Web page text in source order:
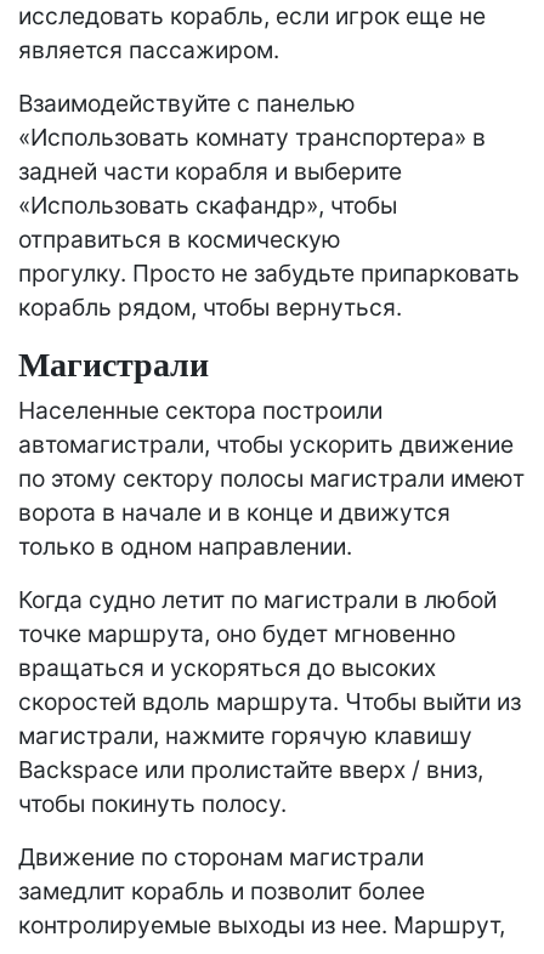
исследовать корабль, если игрок еще не
является пассажиром.
Взаимодействуйте с панелью
«Использовать комнату транспортера» в
задней части корабля и выберите
«Использовать скафандр», чтобы
отправиться в космическую
прогулку. Просто не забудьте припарковать
корабль рядом, чтобы вернуться.
Магистрали
Населенные сектора построили
автомагистрали, чтобы ускорить движение
по этому сектору полосы магистрали имеют
ворота в начале и в конце и движутся
только в одном направлении.
Когда судно летит по магистрали в любой
точке маршрута, оно будет мгновенно
вращаться и ускоряться до высоких
скоростей вдоль маршрута. Чтобы выйти из
магистрали, нажмите горячую клавишу
Backspace или пролистайте вверх / вниз,
чтобы покинуть полосу.
Движение по сторонам магистрали
замедлит корабль и позволит более
контролируемые выходы из нее. Маршрут,